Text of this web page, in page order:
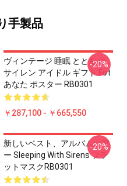
手製品
ヴィンテージ 睡眠 ととも に
サイレン アイドル ギフト Fot
あなた ポスター RB0301
￥287,100 - ￥665,550
-20%
新しいベスト、アルバムツア
ー Sleeping With Sirens フラ
ットマスクRB0301
-20%